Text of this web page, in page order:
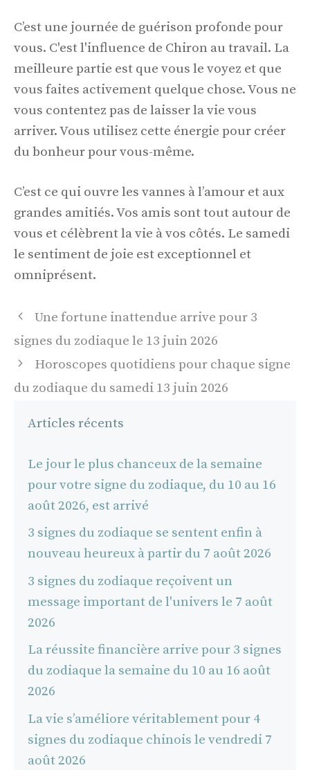
C’est une journée de guérison profonde pour
vous. C'est l'influence de Chiron au travail. La
meilleure partie est que vous le voyez et que
vous faites activement quelque chose. Vous ne
vous contentez pas de laisser la vie vous
arriver. Vous utilisez cette énergie pour créer
du bonheur pour vous-même.
C’est ce qui ouvre les vannes à l’amour et aux
grandes amitiés. Vos amis sont tout autour de
vous et célèbrent la vie à vos côtés. Le samedi
le sentiment de joie est exceptionnel et
omniprésent.
Navigation
des
Une fortune inattendue arrive pour 3
signes du zodiaque le 13 juin 2026
Horoscopes quotidiens pour chaque signe
du zodiaque du samedi 13 juin 2026
Articles récents
Le jour le plus chanceux de la semaine
pour votre signe du zodiaque, du 10 au 16
août 2026, est arrivé
3 signes du zodiaque se sentent enfin à
nouveau heureux à partir du 7 août 2026
3 signes du zodiaque reçoivent un
message important de l'univers le 7 août
2026
La réussite financière arrive pour 3 signes
du zodiaque la semaine du 10 au 16 août
2026
La vie s’améliore véritablement pour 4
signes du zodiaque chinois le vendredi 7
août 2026